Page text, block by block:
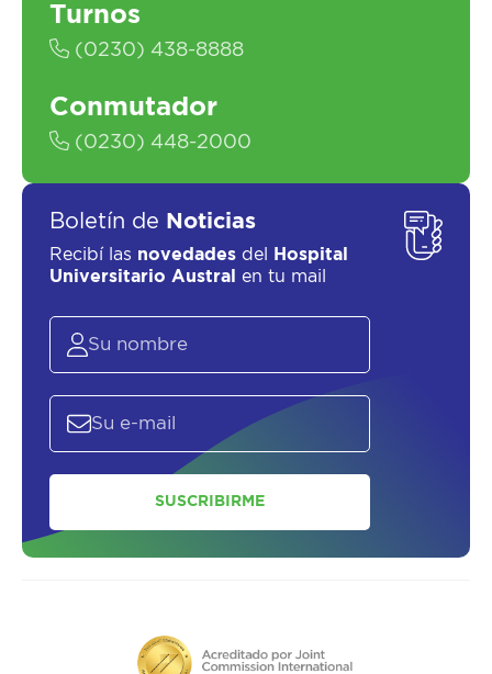
SOLICITAR UN ASESOR
Turnos
(0230) 438-8888
Conmutador
(0230) 448-2000
Boletín de Noticias
Recibí las novedades del
Hospital
Universitario Austral
en tu mail
SUSCRIBIRME